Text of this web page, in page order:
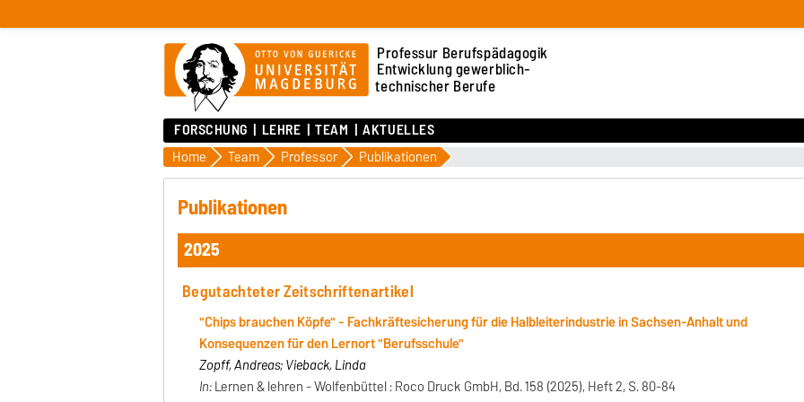
Professur Berufspädagogik
Entwicklung gewerblich-
technischer Berufe
FORSCHUNG LEHRE TEAM AKTUELLES
Home Team Professor Publikationen
Publikationen
2025
Begutachteter Zeitschriftenartikel
"Chips brauchen Köpfe" - Fachkräftesicherung für die Halbleiterindustrie in Sachsen-Anhalt und
Konsequenzen für den Lernort "Berufsschule"
Zopff, Andreas; Vieback, Linda
In:Lernen & lehren - Wolfenbüttel : Roco Druck GmbH, Bd. 158 (2025), Heft 2, S. 80-84